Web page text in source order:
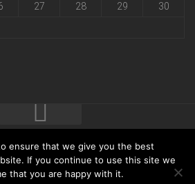
27 28 29
30
& Werbeagentur GmbH • Bautzner
62 • 01324 Dresden
ensure that we give you the best
If you continue to use this site we
that you are happy with it.